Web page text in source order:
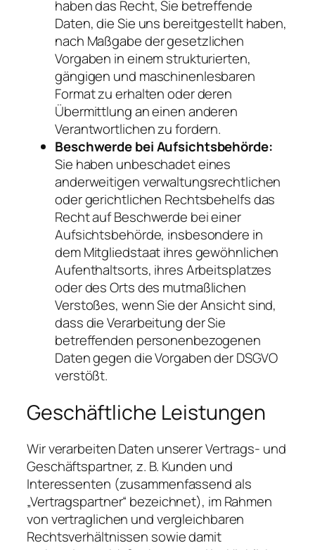
haben das Recht, Sie betreffende
Daten, die Sie uns bereitgestellt haben,
nach Maßgabe der gesetzlichen
Vorgaben in einem strukturierten,
gängigen und maschinenlesbaren
Format zu erhalten oder deren
Übermittlung an einen anderen
Verantwortlichen zu fordern.
Beschwerde bei Aufsichtsbehörde:
Sie haben unbeschadet eines
anderweitigen verwaltungsrechtlichen
oder gerichtlichen Rechtsbehelfs das
Recht auf Beschwerde bei einer
Aufsichtsbehörde, insbesondere in
dem Mitgliedstaat ihres gewöhnlichen
Aufenthaltsorts, ihres Arbeitsplatzes
oder des Orts des mutmaßlichen
Verstoßes, wenn Sie der Ansicht sind,
dass die Verarbeitung der Sie
betreffenden personenbezogenen
Daten gegen die Vorgaben der DSGVO
verstößt.
Geschäftliche Leistungen
Wir verarbeiten Daten unserer Vertrags- und
Geschäftspartner, z. B. Kunden und
Interessenten (zusammenfassend als
„Vertragspartner“ bezeichnet), im Rahmen
von vertraglichen und vergleichbaren
Rechtsverhältnissen sowie damit